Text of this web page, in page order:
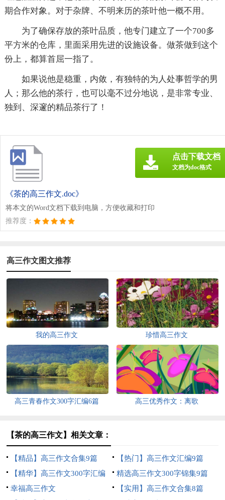
期合作对象。对于杂牌、不明来历的茶叶他一概不用。
为了确保存放的茶叶品质，他专门建立了一个700多
平方米的仓库，里面采用先进的设施设备。做茶做到这个
份上，都算首屈一指了。
如果说他是稳重，内敛，有独特的为人处事哲学的男
人；那么他的茶行，也可以毫不过分地说，是非常专业、
独到、深邃的精品茶行了！
《茶的高三作文.doc》
将本文的Word文档下载到电脑，方便收藏和打印
推荐度：
点击下载文档
文档为doc格式
高三作文图文推荐
我的高三作文 珍惜高三作文
高三青春作文300字汇编6篇 高三优秀作文：离歌
【茶的高三作文】相关文章：
【精品】高三作文合集9篇
【热门】高三作文汇编9篇
【精华】高三作文300字汇编
八篇
精选高三作文300字锦集9篇
幸福高三作文
【实用】高三作文合集8篇